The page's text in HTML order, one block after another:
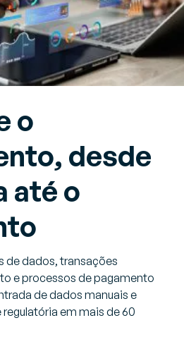
o
desde
até o
de dados, transações
e processos de pagamento
de dados manuais e
em mais de 60